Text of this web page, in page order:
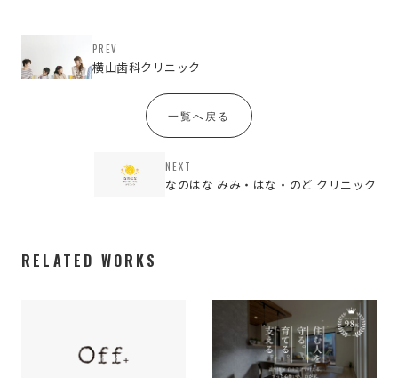
PREV
横山歯科クリニック
一覧へ戻る
NEXT
なのはな みみ・はな・のど クリニック
RELATED WORKS